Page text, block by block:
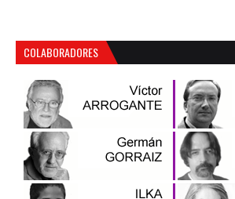
COLABORADORES